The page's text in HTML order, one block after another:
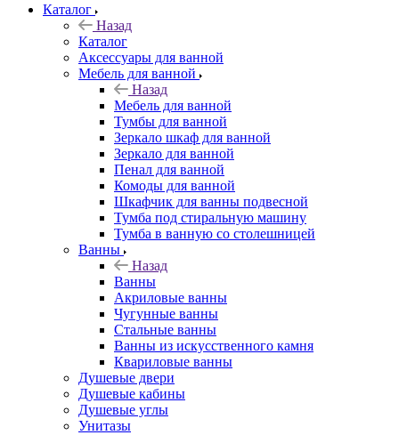
Каталог
Назад
Каталог
Аксессуары для ванной
Мебель для ванной
Назад
Мебель для ванной
Тумбы для ванной
Зеркало шкаф для ванной
Зеркало для ванной
Пенал для ванной
Комоды для ванной
Шкафчик для ванны подвесной
Тумба под стиральную машину
Тумба в ванную со столешницей
Ванны
Назад
Ванны
Акриловые ванны
Чугунные ванны
Стальные ванны
Ванны из искусственного камня
Квариловые ванны
Душевые двери
Душевые кабины
Душевые углы
Унитазы